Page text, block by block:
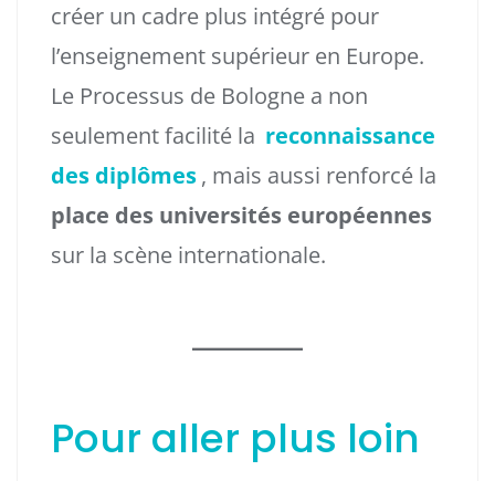
créer un cadre plus intégré pour
l’enseignement supérieur en Europe.
Le Processus de Bologne a non
seulement facilité la reconnaissance
des diplômes, mais aussi renforcé la
place des universités européennes
sur la scène internationale.
Pour aller plus loin